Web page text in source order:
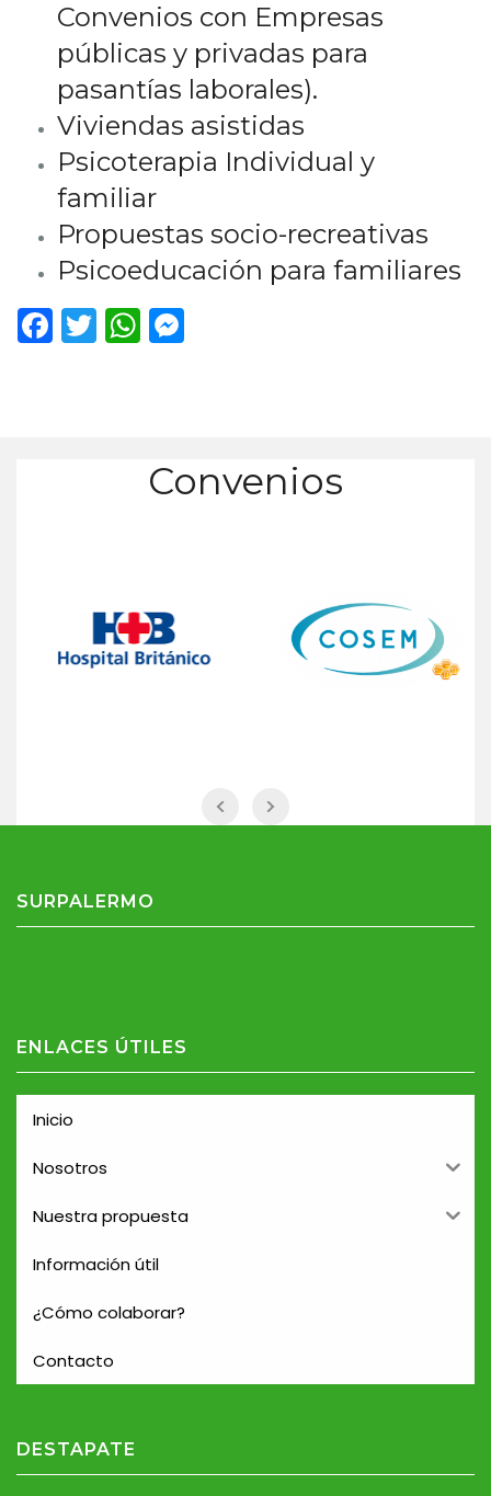
Convenios con Empresas
públicas y privadas para
pasantías laborales).
Viviendas asistidas
Psicoterapia Individual y
familiar
Propuestas socio-recreativas
Psicoeducación para familiares
Facebook
TwitterWhatsApp
Convenios
SURPALERMO
ENLACES ÚTILES
Inicio
Nosotros
Nuestra propuesta
Información útil
¿Cómo colaborar?
Contacto
DESTAPATE